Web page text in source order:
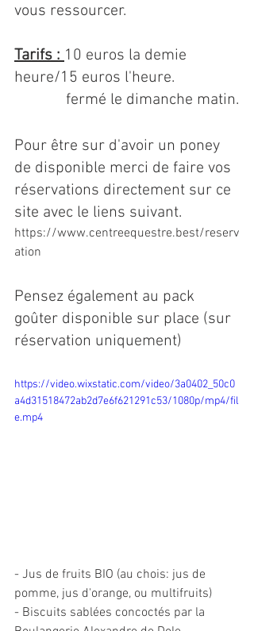
vous ressourcer.
Tarifs : 10 euros la demie
heure/15 euros l'heure.
             fermé le dimanche matin.
Pour être sur d'avoir un poney
de disponible merci de faire vos
réservations directement sur ce
site avec le liens suivant.
https://www.centreequestre.best/reserv
ation
Pensez également au pack
goûter disponible sur place (sur
réservation uniquement)
https://video.wixstatic.com/video/3a0402_50c0
a4d31518472ab2d7e6f621291c53/1080p/mp4/fil
e.mp4
- Jus de fruits BIO (au chois: jus de
pomme, jus d'orange, ou multifruits)
- Biscuits sablées concoctés par la